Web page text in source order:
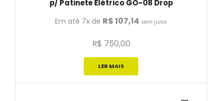
p/ Patinete Elétrico GO-08 Drop
Em até 7x de R$107,14 sem juros
R$ 750,00
LER MAIS